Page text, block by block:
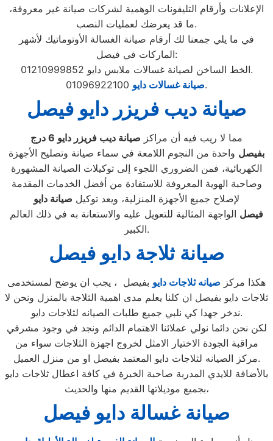
الإعلانات وأرقام التليفونات الوهمية لشركات صيانة غير معروفة،
ما قد يعرضك لعمليات النصب.
في ما يلي جمعنا لك أرقام صيانة الغسالة الأوتوماتيك لأشهر
الماركات في فيصل:
الخط الساخن لصيانة غسالات ملابس دايو 01210999852.
صيانة غسالات دايو01096922100.
صيانة ديب فريزر دايو فيصل
مما لا ريب فيه أن مراكز صيانة ديب فريزر دايو
درج
بفيصل واحدة من النجوم اللامعة في سماء صيانة وتصليح الأجهزة
الكهربائية، فمن الضروري اللجوء إلى توكيلات الصيانة المشهورة
وصاحبة الهوية المعروفة للاستفادة من أفضل الخدمات المقدمة
لإصلاح جميع الأجهزة المنزلية، ويعد توكيل صيانة دايو
فيصل الواجهة المثالية للتعويل عليه والاستعانة به في ذلك العالم
الكبير.
صيانة ثلاجة دايو فيصل
هكذا مركز صيانه ثلاجات دايو بفيصل ، يجب ان يوضح لمستخدمى
ثلاجات دايو بفيصل ان كلنا يعلم مدى اهمية الثلاجة بالمنزل ونحن لا
ندخر جهدا كي نلبي جميع طلبات الصيانه لثلاجات دايو.
لكن نحن دائما نولي عملائنا الاهتمام الدائم ونجد في وجود مشرفي
مراقبة الجودة الاختيار الامثل لخروج اجهزة الثلاجات سواء من
مركز الصيانه لثلاجات دايو المعتمد بفيصل او من منزل العميل.
بالأضافة للايدي المدربة صاحبة الخبرة في كافة اعطال ثلاجات دايو
بجميع موديلاتها القديم منها والحديث،
صيانة غسالة دايو فيصل